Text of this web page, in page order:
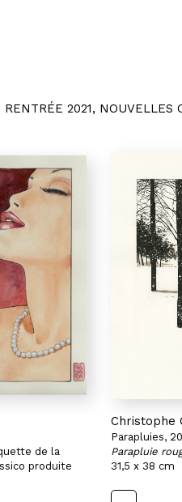
2021, NOUVELLES
de la
produite
Christophe
Parapluies,
Parapluie
31,5 x 38 cm